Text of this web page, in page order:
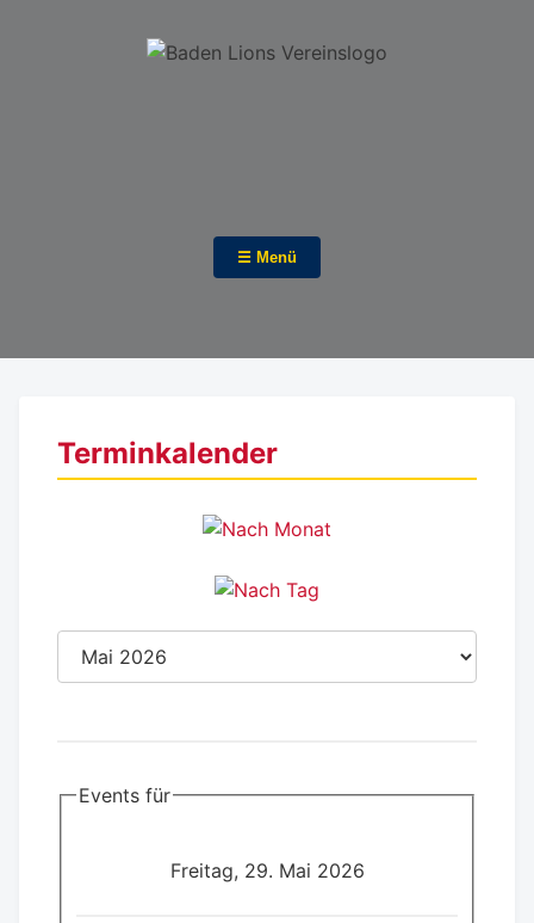
☰ Menü
Terminkalender
Events für
Freitag, 29. Mai 2026